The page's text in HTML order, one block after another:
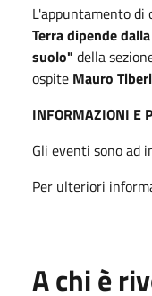
L'appuntamento di
Terra dipende
suolo" della
ospite Mauro
INFORMAZIONI E
Gli eventi sono ad
Per ulteriori
A chi è